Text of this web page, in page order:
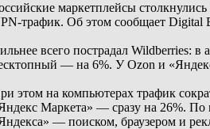
маркетплейсы
трафик. Об этом сообщает Digital
всего пострадал Wildberries:
— на 6%. У Ozon и
этом на компьютерах трафик
Маркета» — сразу на 26%. По
— поиском, браузером и